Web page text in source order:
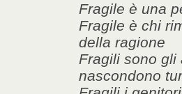
Fragile è una
Fragile è chi
della ragione
Fragili sono gli
nascondono